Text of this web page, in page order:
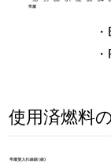
使用済燃料